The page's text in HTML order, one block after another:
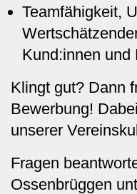
Teamfähigkeit,
Kund:innen und
Klingt gut? Dann
Bewerbung!
unserer
Fragen
Ossenbrüggen